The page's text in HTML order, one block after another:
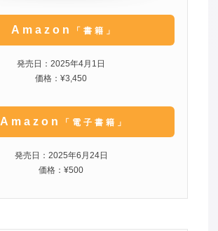
Amazon 「書籍」
発売日：2025年4月1日
価格：¥3,450
Amazon 「電子書籍」
発売日：2025年6月24日
価格：¥500